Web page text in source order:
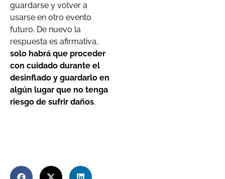
guardarse y volver a
usarse en otro evento
futuro. De nuevo la
respuesta es afirmativa,
solo habrá que proceder
con cuidado durante el
desinflado y guardarlo en
algún lugar que no tenga
riesgo de sufrir daños.